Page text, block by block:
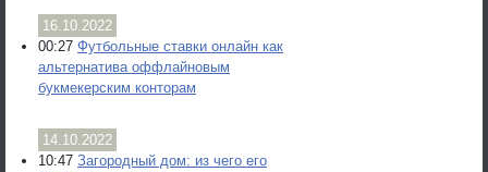
16.10.2022
00:27 Футбольные ставки онлайн как
альтернатива оффлайновым
букмекерским конторам
14.10.2022
10:47 Загородный дом: из чего его